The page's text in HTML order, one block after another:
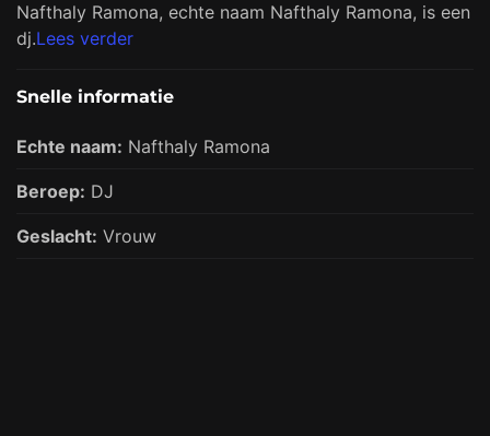
Nafthaly Ramona, echte naam Nafthaly Ramona, is een
dj.Lees verder
Snelle informatie
Echte naam: Nafthaly Ramona
Beroep: DJ
Geslacht: Vrouw